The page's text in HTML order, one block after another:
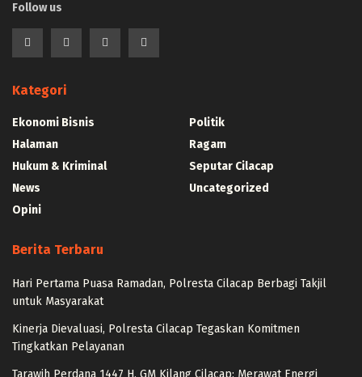
Follow us
Kategori
Ekonomi Bisnis
Halaman
Hukum & Kriminal
News
Opini
Politik
Ragam
Seputar Cilacap
Uncategorized
Berita Terbaru
Hari Pertama Puasa Ramadan, Polresta Cilacap Berbagi Takjil
untuk Masyarakat
Kinerja Dievaluasi, Polresta Cilacap Tegaskan Komitmen
Tingkatkan Pelayanan